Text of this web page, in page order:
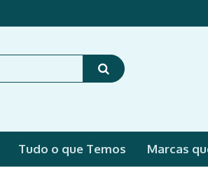
Tudo o que Temos Marcas